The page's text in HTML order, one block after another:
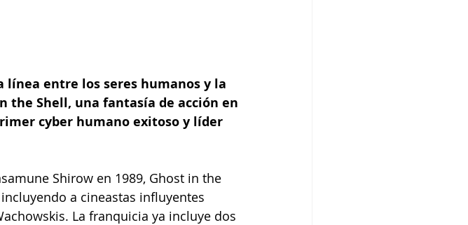
línea entre los seres humanos y la
the Shell, una fantasía de acción en
cyber humano exitoso y líder
Shirow en 1989, Ghost in the
a cineastas influyentes
La franquicia ya incluye dos